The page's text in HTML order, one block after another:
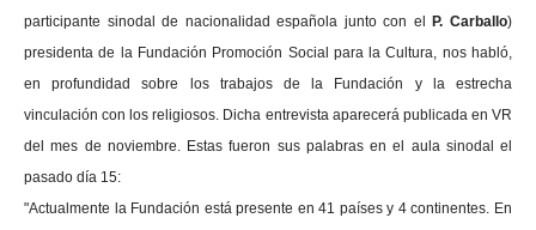
participante sinodal de nacionalidad española junto con el
P. Carballo)
presidenta de la Fundación Promoción Social para la Cultura, nos habló,
en profundidad sobre los trabajos de la Fundación y la estrecha
vinculación con los religiosos. Dicha entrevista aparecerá publicada en VR
del mes de noviembre. Estas fueron sus palabras en el aula sinodal el
pasado día 15:
"Actualmente la Fundación está presente en 41 países y 4 continentes. En